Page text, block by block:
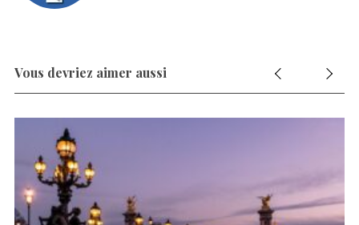
Vous devriez aimer aussi